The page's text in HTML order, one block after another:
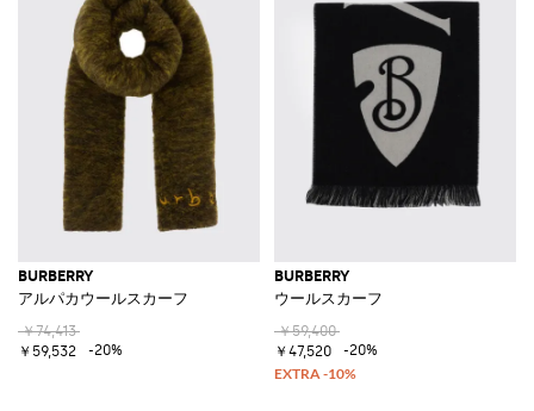
BURBERRY
アルパカウールスカーフ
￥74,413
￥59,532
-20%
BURBERRY
ウールスカーフ
￥59,400
￥47,520
-20%